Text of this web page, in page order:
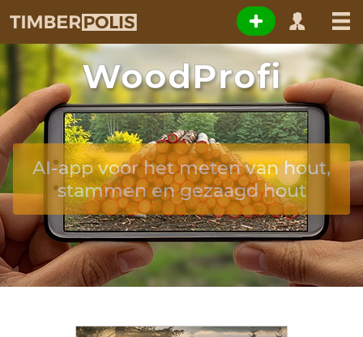
WoodProfi
AI-app voor het meten van hout,
stammen en gezaagd hout